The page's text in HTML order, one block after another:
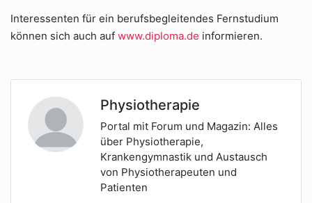
Interessenten für ein berufsbegleitendes Fernstudium
können sich auch auf www.diploma.de informieren.
Physiotherapie
Portal mit Forum und Magazin: Alles
über Physiotherapie,
Krankengymnastik und Austausch
von Physiotherapeuten und
Patienten